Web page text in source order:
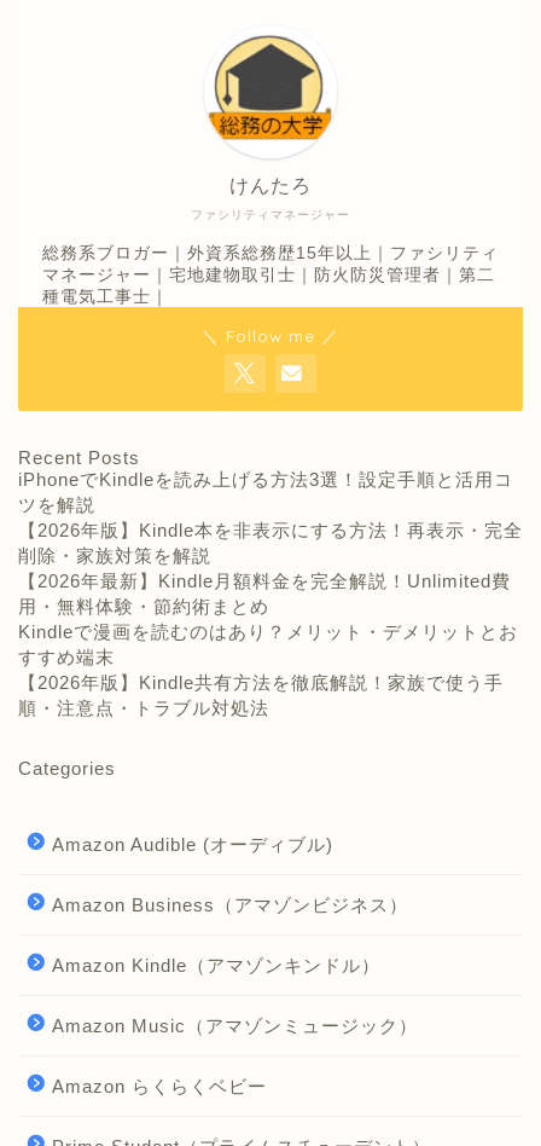
ファシリティマネージャー
けんたろ
総務系ブロガー｜外資系総務歴15年以上｜ファシリティ
マネージャー｜宅地建物取引士｜防火防災管理者｜第二
種電気工事士｜
＼ Follow me ／
Recent Posts
iPhoneでKindleを読み上げる方法3選！設定手順と活用コ
ツを解説
【2026年版】Kindle本を非表示にする方法！再表示・完全
削除・家族対策を解説
【2026年最新】Kindle月額料金を完全解説！Unlimited費
用・無料体験・節約術まとめ
Kindleで漫画を読むのはあり？メリット・デメリットとお
すすめ端末
【2026年版】Kindle共有方法を徹底解説！家族で使う手
順・注意点・トラブル対処法
Categories
Amazon Audible (オーディブル)
Amazon Business（アマゾンビジネス）
Amazon Kindle（アマゾンキンドル）
Amazon Music（アマゾンミュージック）
Amazon らくらくベビー